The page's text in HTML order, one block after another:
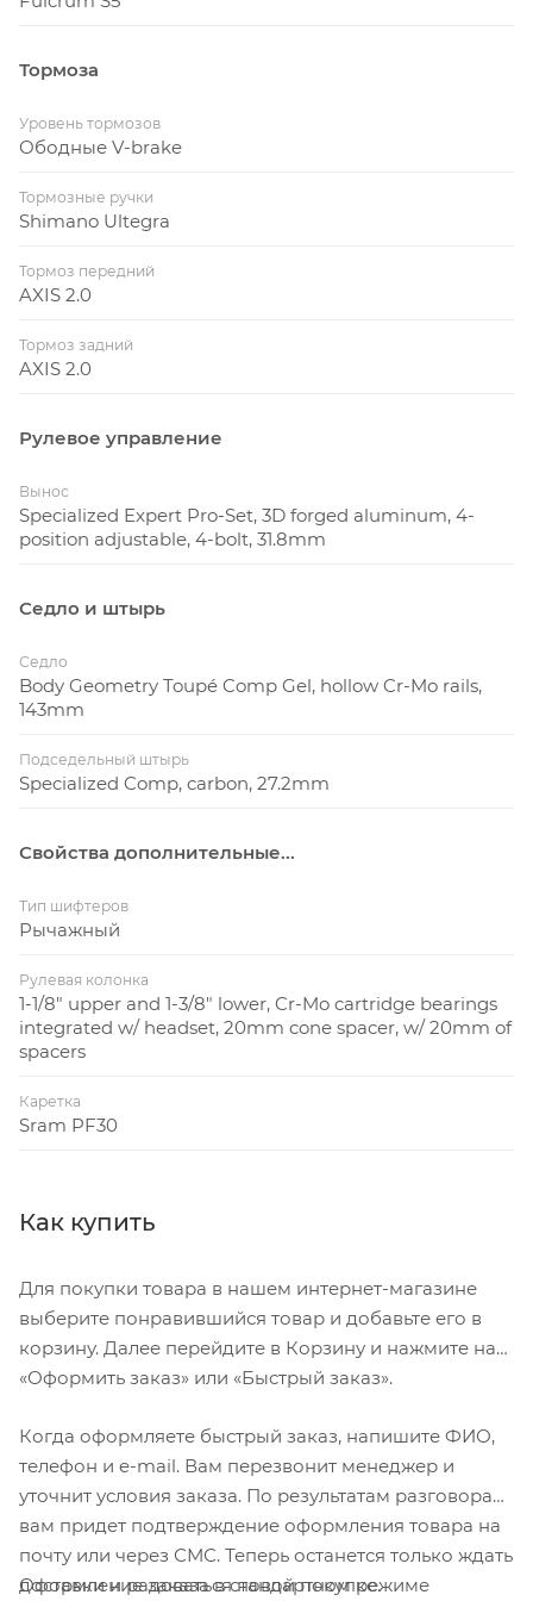
Тормоза
Уровень тормозов
Ободные V-brake
Тормозные ручки
Shimano Ultegra
Тормоз передний
AXIS 2.0
Тормоз задний
AXIS 2.0
Рулевое управление
Вынос
Specialized Expert Pro-Set, 3D forged aluminum, 4-
position adjustable, 4-bolt, 31.8mm
Седло и штырь
Седло
Body Geometry Toupé Comp Gel, hollow Cr-Mo rails,
143mm
Подседельный штырь
Specialized Comp, carbon, 27.2mm
Свойства дополнительные...
Тип шифтеров
Рычажный
Рулевая колонка
1-1/8" upper and 1-3/8" lower, Cr-Mo cartridge bearings
integrated w/ headset, 20mm cone spacer, w/ 20mm of
spacers
Каретка
Sram PF30
Как купить
Для покупки товара в нашем интернет-магазине
выберите понравившийся товар и добавьте его в
корзину. Далее перейдите в Корзину и нажмите на
«Оформить заказ» или «Быстрый заказ».
Когда оформляете быстрый заказ, напишите ФИО,
телефон и e-mail. Вам перезвонит менеджер и
уточнит условия заказа. По результатам разговора
вам придет подтверждение оформления товара на
почту или через СМС. Теперь останется только ждать
доставки и радоваться новой покупке.
Оформление заказа в стандартном режиме